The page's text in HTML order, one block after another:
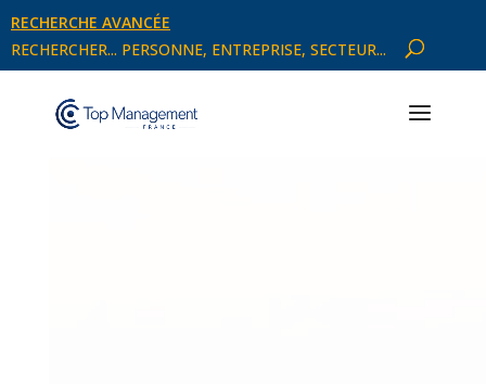
RECHERCHER... PERSONNE, ENTREPRISE, SECTEUR...
RECHERCHE AVANCÉE